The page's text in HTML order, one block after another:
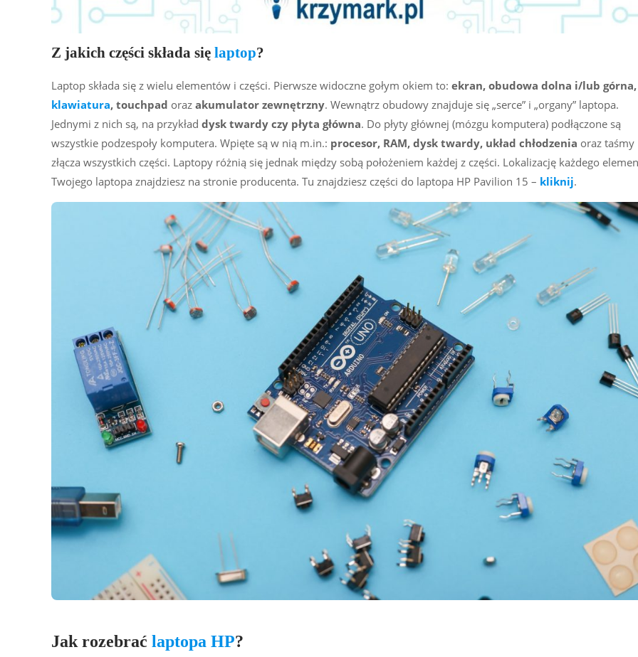
Z jakich części składa się laptop?
Laptop składa się z wielu elementów i części. Pierwsze widoczne gołym okiem to: ekran, obudowa dolna i/lub górna,
klawiatura, touchpad oraz akumulator zewnętrzny. Wewnątrz obudowy znajduje się „serce” i „organy” laptopa.
Jednymi z nich są, na przykład dysk twardy czy płyta główna. Do płyty głównej (mózgu komputera) podłączone są
wszystkie podzespoły komputera. Wpięte są w nią m.in.: procesor, RAM, dysk twardy, układ chłodzenia oraz taśmy
złącza wszystkich części. Laptopy różnią się jednak między sobą położeniem każdej z części. Lokalizację każdego
Twojego laptopa znajdziesz na stronie producenta. Tu znajdziesz części do laptopa HP Pavilion 15 – kliknij.
Jak rozebrać laptopa HP?